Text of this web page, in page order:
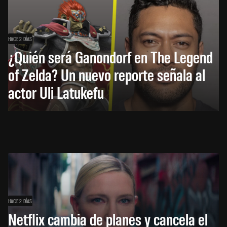
HACE 2 DÍAS
¿Quién será Ganondorf en The Legend
of Zelda? Un nuevo reporte señala al
actor Uli Latukefu
HACE 2 DÍAS
Netflix cambia de planes y cancela el